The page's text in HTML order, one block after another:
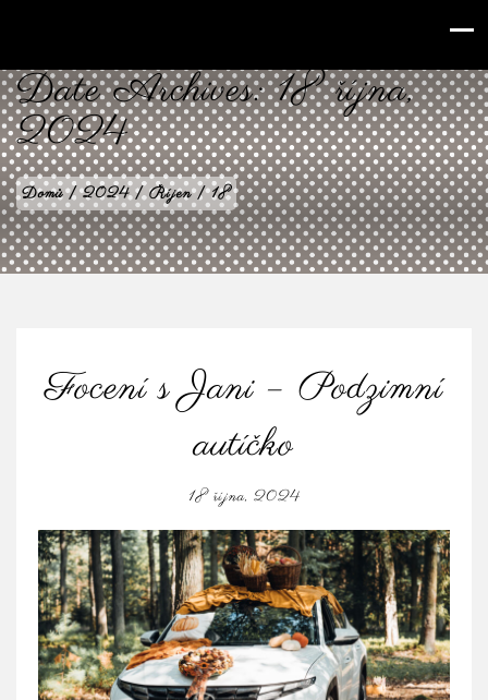
Date Archives:18 října,
2024
Domů|2024|Říjen|18
Focení s Jani – Podzimní
autíčko
18 října, 2024